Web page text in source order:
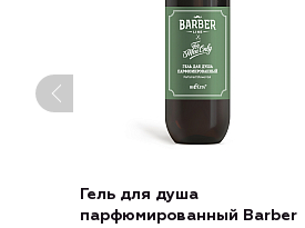
Гель для душа
парфюмированный Barber